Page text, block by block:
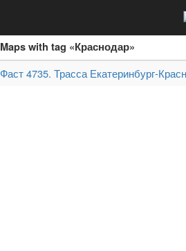
Maps with tag «Краснодар»
Фаст 4735. Трасса Екатеринбург-